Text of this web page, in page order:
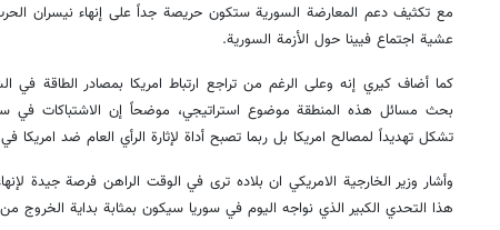
مع تكثيف دعم المعارضة السورية ستكون حريصة جداً على إنهاء نيسران
عشية اجتماع فيينا حول الأزمة السورية.
كما أضاف كيري إنه وعلى الرغم من تراجع ارتباط امريكا بمصادر الطاقة
بحث مسائل هذه المنطقة موضوع استراتيجي، موضحاً إن الاشتباكات في
تشكل تهديداً لمصالح امريكا بل ربما تصبح أداة لإثارة الرأي العام ضد امريكا
وأشار وزير الخارجية الامريكي ان بلاده ترى في الوقت الراهن فرصة جيدة
هذا التحدي الكبير الذي نواجه اليوم في سوريا سيكون بمثابة بداية الخروج